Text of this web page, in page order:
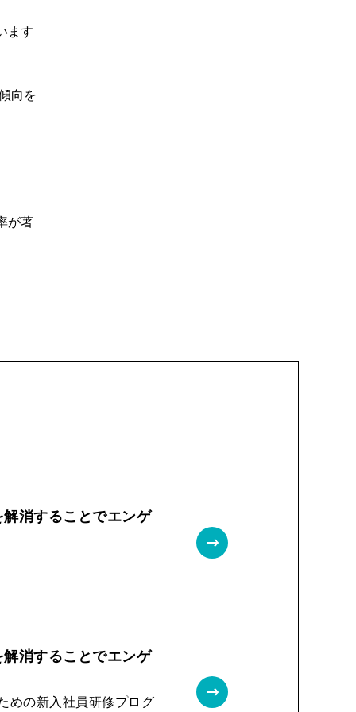
ます
向を
が著
消することでエンゲ
消することでエンゲ
めの新入社員研修プログ